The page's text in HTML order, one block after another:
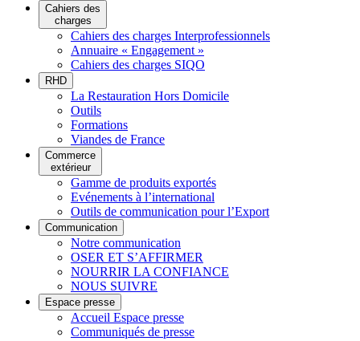
Cahiers des
charges
Cahiers des charges Interprofessionnels
Annuaire « Engagement »
Cahiers des charges SIQO
RHD
La Restauration Hors Domicile
Outils
Formations
Viandes de France
Commerce
extérieur
Gamme de produits exportés
Evénements à l’international
Outils de communication pour l’Export
Communication
Notre communication
OSER ET S’AFFIRMER
NOURRIR LA CONFIANCE
NOUS SUIVRE
Espace presse
Accueil Espace presse
Communiqués de presse